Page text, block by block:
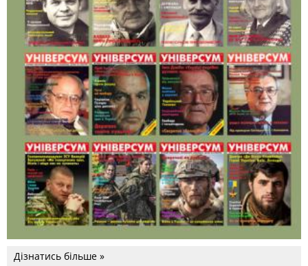
Дізнатись більше »